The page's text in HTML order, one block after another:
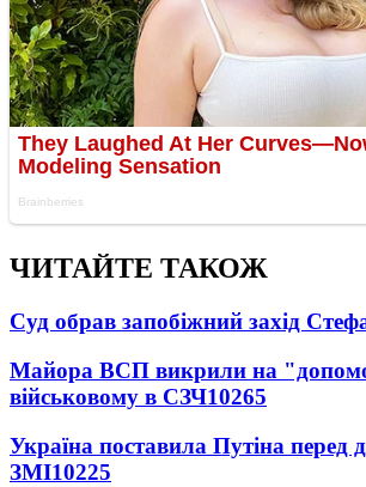
ЧИТАЙТЕ ТАКОЖ
Суд обрав запобіжний захід
Майора ВСП викрили на
військовому в СЗЧ10265
Україна поставила Путіна перед
ЗМІ10225